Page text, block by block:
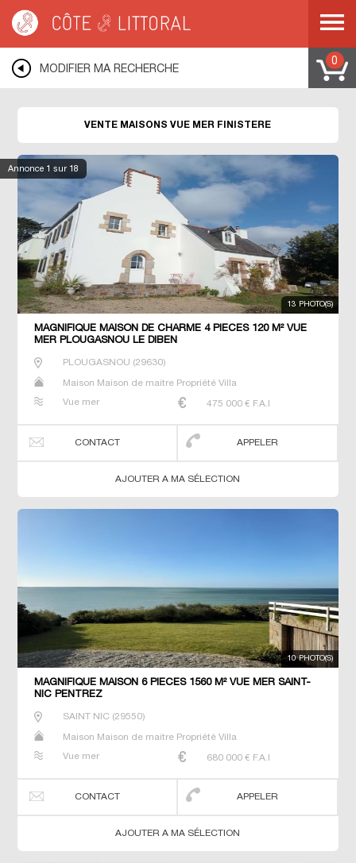
FINISTERE
MODIFIER MA RECHERCHE
0
Annonce 1 sur 18
VENTE MAISONS VUE MER FINISTERE
13 PHOTO(S)
MAGNIFIQUE MAISON DE CHARME 4 PIECES 120 M² VUE
MER PLOUGASNOU LE DIBEN
PLOUGASNOU (29630)
Maison Maison de maitre Propriété Villa
Vue mer 475 000 € F.A.I
CONTACT APPELER
AJOUTER A MA SÉLECTION
10 PHOTO(S)
MAGNIFIQUE MAISON 6 PIECES 1560 M² VUE MER SAINT-
NIC PENTREZ
SAINT NIC(29550)
Maison Maison de maitre Propriété Villa
Vue mer 680 000 € F.A.I
CONTACT APPELER
AJOUTER A MA SÉLECTION